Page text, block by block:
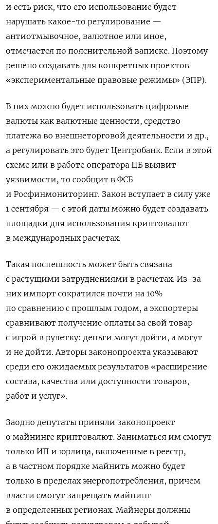
и есть риск, что его использование будет
нарушать какое-то регулирование —
антиотмывочное, валютное или иное,
отмечается по пояснительной записке. Поэтому
решено создавать для конкретных проектов
«экспериментальные правовые режимы» (ЭПР).
В них можно будет использовать цифровые
валюты как валютные ценности, средство
платежа во внешнеторговой деятельности и др.,
а регулировать это будет Центробанк. Если в этой
схеме или в работе оператора ЦБ выявит
уязвимости, то сообщит в ФСБ
и Росфинмониторинг. Закон вступает в силу уже
1 сентября — с этой даты можно будет создавать
площадки для использования криптовалют
в международных расчетах.
Такая поспешность может быть связана
с растущими затруднениями в расчетах. Из-за
них импорт сократился почти на 10%
по сравнению с прошлым годом, а экспортеры
сравнивают получение оплаты за свой товар
с игрой в рулетку: деньги могут дойти, а могут
и не дойти. Авторы законопроекта указывают
среди его ожидаемых результатов «расширение
состава, качества или доступности товаров,
работ и услуг».
Заодно депутаты приняли законопроект
о майнинге криптовалют. Заниматься им смогут
только ИП и юрлица, включенные в реестр,
а в частном порядке майнить можно будет
только в пределах энергопотребления, причем
власти смогут запрещать майнинг
в определенных регионах. Майнеры должны